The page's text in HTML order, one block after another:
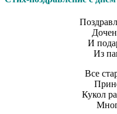
И
Из
Все
Кукол